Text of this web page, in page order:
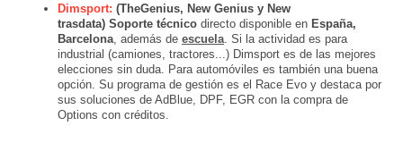
Dimsport: (TheGenius, New Genius y New
trasdata) Soporte técnico directo disponible en España,
Barcelona , además de escuela Si la actividad es para
industrial (camiones, tractores...) Dimsport es de las mejores
elecciones sin duda. Para automóviles es también una buena
opción. Su programa de gestión es el Race Evo y destaca por
sus soluciones de AdBlue, DPF, EGR con la compra de
Options con créditos.